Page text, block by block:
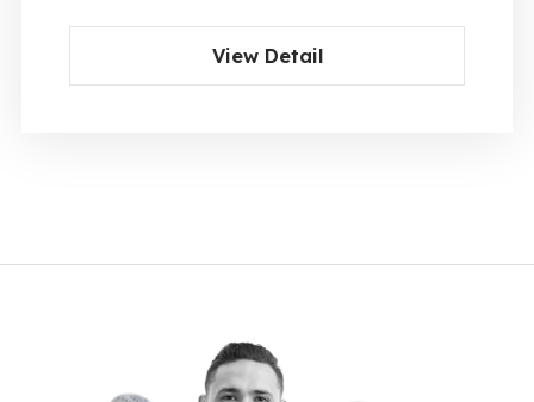
View Detail